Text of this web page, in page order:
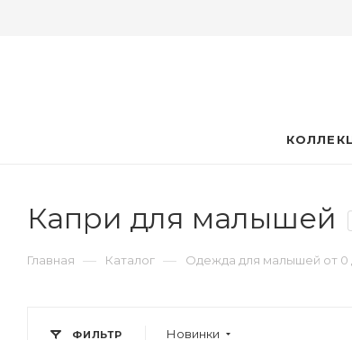
Капри для малышей
Главная — Каталог — Одежда для малышей от 0
ФИЛЬТР Новинки